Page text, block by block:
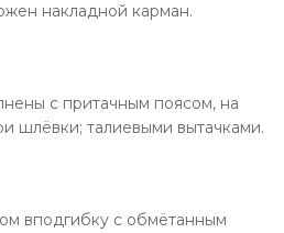
накладной карман.
с притачным поясом, на
шлёвки; талиевыми вытачками.
вподгибку с обмётанным